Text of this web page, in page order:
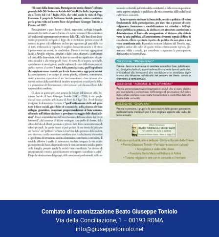
Comitato di canonizzazione Beato Giuseppe Toniolo
Via della Conciliazione, 1 – 00193 ROMA
info@giuseppetoniolo.net